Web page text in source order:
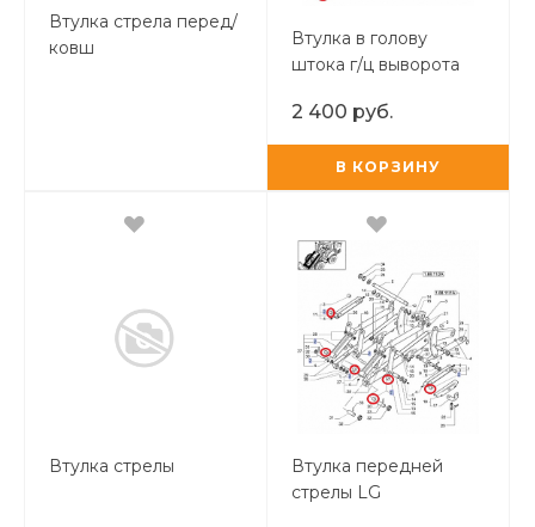
Втулка стрела перед/
ковш
Втулка в голову
штока г/ц выворота
2 400 руб.
В КОРЗИНУ
Втулка стрелы
Втулка передней
стрелы LG